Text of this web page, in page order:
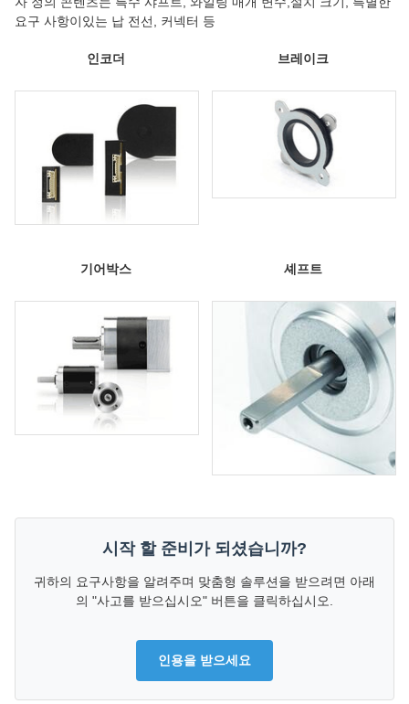
요구 사항이있는 납 전선, 커넥터 등
인코더 브레이크
기어박스 셰프트
시작 할 준비가 되셨습니까?
귀하의 요구사항을 알려주며 맞춤형 솔루션을 받으려면 아래
의 "사고를 받으십시오" 버튼을 클릭하십시오.
인용을 받으세요